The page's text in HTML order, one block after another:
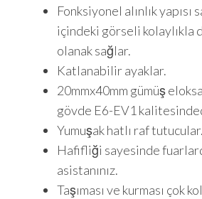
Fonksiyonel alınlık yapısı
içindeki görseli kolaylıkla
olanak sağlar.
Katlanabilir ayaklar.
20mmx40mm gümüş
gövde E6-EV1
Yumuşak hatlı raf tutucular.
Hafifliği sayesinde
asistanınız.
Taşıması ve kurması çok